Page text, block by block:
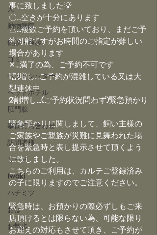
犬
動物病院
健診・検診
ゴミ
ペットシッター
ペットホテル
肛門腺
事前打ち合わせ
訪問者様
リード
Iwaki
ハチミツ
おぱ
お散歩
事に致しました💡
〇…空きが十分にあります
△…複数ご予約を頂いており、まだご予
約可能ですがお時間のご指定が難しい
場合があります
‪✕‬…満了の為、ご予約不可です
1割増し…ご予約が混雑している又は大
型連休中
2割増し…(ご予約状況問わず)緊急預かり
緊急預かりに関しまして、飼い主様の
ご家族やご親族が災難に見舞われた場
合を緊急時と表し提示させて頂くよう
に致しました。
こちらのご利用は、カルテご登録済み
の子に限りますのでご注意ください。
緊急時は、お預かりの際必ずしもご来
店頂けるとは限らない為、可能な限り
お迎えの対応もさせて頂き、ご予約が